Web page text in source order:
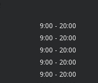
9:00 - 20:00
9:00 - 20:00
9:00 - 20:00
9:00 - 20:00
9:00 - 20:00